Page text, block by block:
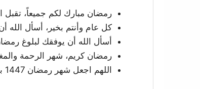
رمضان مبارك لكم جميعاً، تقبل
كل عام وأنتم بخير، أسأل الله
أسأل الله أن يوفقك لبلوغ
رمضان كريم، شهر الرحمة
اللهم اجعل شهر رمضان 1447 بداية طيبة لنا جميعاً.